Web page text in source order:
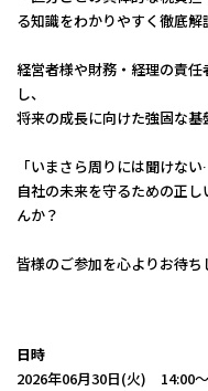
Webマガジン
メディア掲載
る知識をわかりやすく徹底解
経営者様や財務・経理の責
し、
将来の成長に向けた強固な基
「いまさら周りには聞けな
自社の未来を守るための正
んか？
皆様のご参加を心よりお待ち
日時
2026年06月30日(火) 14:00